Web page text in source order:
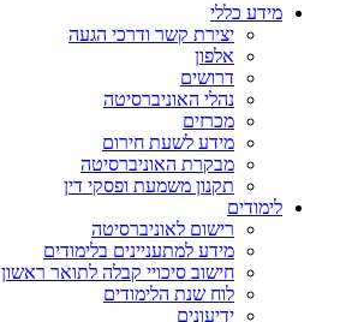
מידע כללי
יצירת קשר ודרכי הגעה
אלפון
דרושים
נהלי האוניברסיטה
מכרזים
מידע לשעת חירום
מבקרת האוניברסיטה
תקנון משמעת ופסקי דין
לימודים
רישום לאוניברסיטה
מידע למתעניינים בלימודים
חישוב סיכויי קבלה לתואר ראשון
לוח שנת הלימודים
ידיעונים